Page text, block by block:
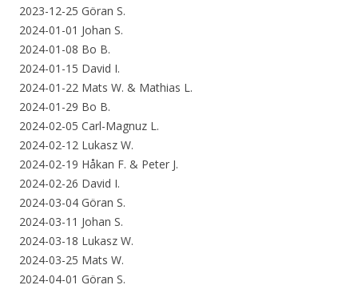
2023-12-25 Göran S.
2024-01-01 Johan S.
2024-01-08 Bo B.
2024-01-15 David I.
2024-01-22 Mats W. & Mathias L.
2024-01-29 Bo B.
2024-02-05 Carl-Magnuz L.
2024-02-12 Lukasz W.
2024-02-19 Håkan F. & Peter J.
2024-02-26 David I.
2024-03-04 Göran S.
2024-03-11 Johan S.
2024-03-18 Lukasz W.
2024-03-25 Mats W.
2024-04-01 Göran S.